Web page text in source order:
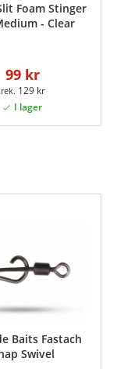
Foam Stinger
- Clear
99 kr
129 kr
Baits Fastach
Swivel